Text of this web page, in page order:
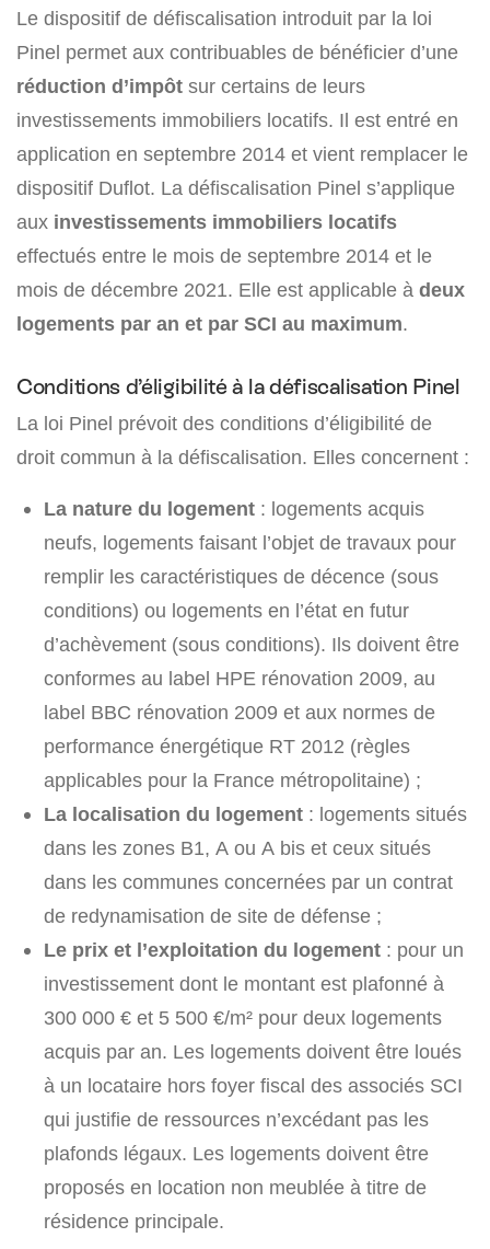
Le dispositif de défiscalisation introduit par la loi
Pinel permet aux contribuables de bénéficier d’une
réduction d’impôt sur certains de leurs
investissements immobiliers locatifs. Il est entré en
application en septembre 2014 et vient remplacer le
dispositif Duflot. La défiscalisation Pinel s’applique
aux investissements immobiliers locatifs
effectués entre le mois de septembre 2014 et le
mois de décembre 2021. Elle est applicable à deux
logements par an et par SCI au maximum.
Conditions d’éligibilité à la défiscalisation Pinel
La loi Pinel prévoit des conditions d’éligibilité de
droit commun à la défiscalisation. Elles concernent :
La nature du logement : logements acquis
neufs, logements faisant l’objet de travaux pour
remplir les caractéristiques de décence (sous
conditions) ou logements en l’état en futur
d’achèvement (sous conditions). Ils doivent être
conformes au label HPE rénovation 2009, au
label BBC rénovation 2009 et aux normes de
performance énergétique RT 2012 (règles
applicables pour la France métropolitaine) ;
La localisation du logement : logements situés
dans les zones B1, A ou A bis et ceux situés
dans les communes concernées par un contrat
de redynamisation de site de défense ;
Le prix et l’exploitation du logement : pour un
investissement dont le montant est plafonné à
300 000 € et 5 500 €/m² pour deux logements
acquis par an. Les logements doivent être loués
à un locataire hors foyer fiscal des associés SCI
qui justifie de ressources n’excédant pas les
plafonds légaux. Les logements doivent être
proposés en location non meublée à titre de
résidence principale.